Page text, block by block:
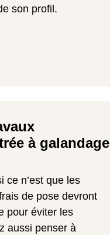
son profil.
à galandage
ce n’est que les
de pose devront
pour éviter les
aussi penser à